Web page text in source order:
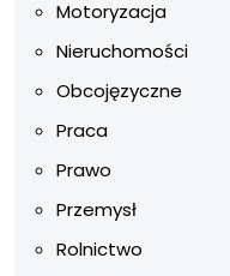
Motoryzacja
Nieruchomości
Obcojęzyczne
Praca
Prawo
Przemysł
Rolnictwo